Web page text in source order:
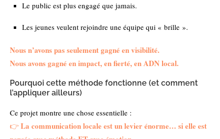
Le public est plus engagé que jamais.
Les jeunes veulent rejoindre une équipe qui « brille ».
Nous n’avons pas seulement gagné en visibilité.
Nous avons gagné en impact, en fierté, en ADN local.
Pourquoi cette méthode fonctionne (et comment
l’appliquer ailleurs)
Ce projet montre une chose essentielle :
👉 La communication locale est un levier énorme… si elle est